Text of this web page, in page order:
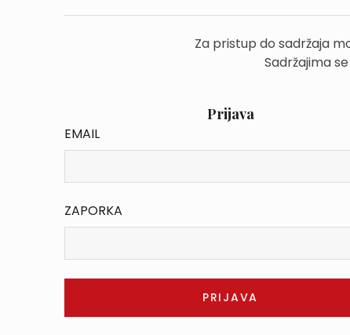
Za pristup do sadržaja
Sadržajima
Prijava
EMAIL
ZAPORKA